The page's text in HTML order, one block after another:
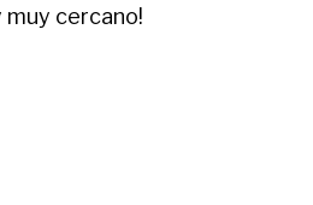
muy cercano!